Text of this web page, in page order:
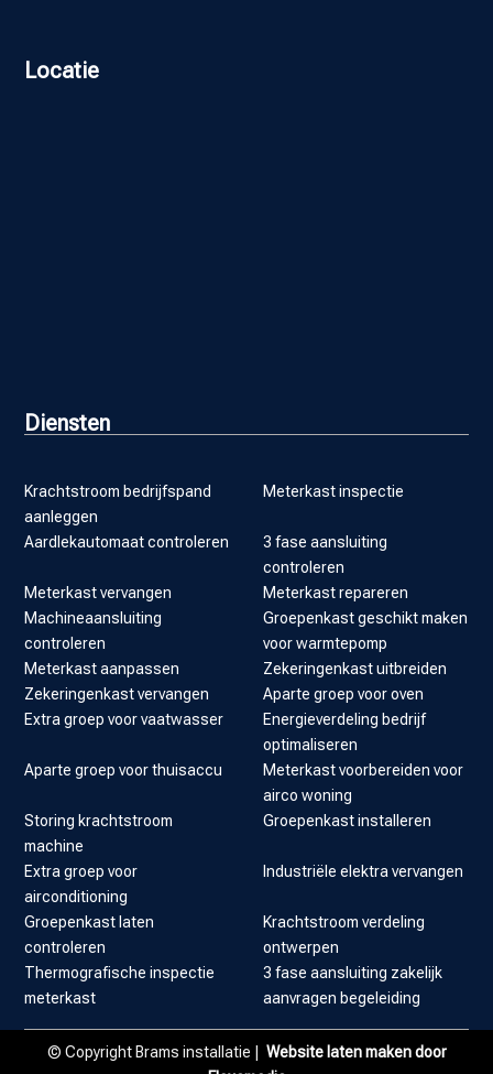
Locatie
Diensten
Krachtstroom bedrijfspand
aanleggen
Meterkast inspectie
Aardlekautomaat controleren
3 fase aansluiting
controleren
Meterkast vervangen
Meterkast repareren
Machineaansluiting
controleren
Groepenkast geschikt maken
voor warmtepomp
Meterkast aanpassen
Zekeringenkast uitbreiden
Zekeringenkast vervangen
Aparte groep voor oven
Extra groep voor vaatwasser
Energieverdeling bedrijf
optimaliseren
Aparte groep voor thuisaccu
Meterkast voorbereiden voor
airco woning
Storing krachtstroom
machine
Groepenkast installeren
Extra groep voor
airconditioning
Industriële elektra vervangen
Groepenkast laten
controleren
Krachtstroom verdeling
ontwerpen
Thermografische inspectie
meterkast
3 fase aansluiting zakelijk
aanvragen begeleiding
© Copyright Brams installatie | Website laten maken door